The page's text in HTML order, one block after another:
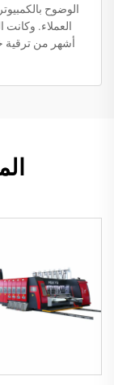
الوضوح
أشهر من ترقية